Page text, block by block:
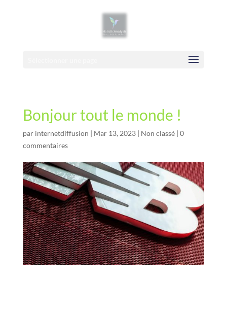
Bonjour tout le monde !
par internetdiffusion | Mar 13, 2023| Non classé| 0
commentaires